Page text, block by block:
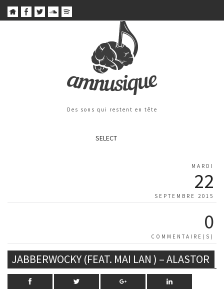
Des sons qui restent en tête
SELECT
MARDI
22
SEPTEMBRE 2015
0
COMMENTAIRE(S)
JABBERWOCKY (FEAT. MAI LAN ) – ALASTOR